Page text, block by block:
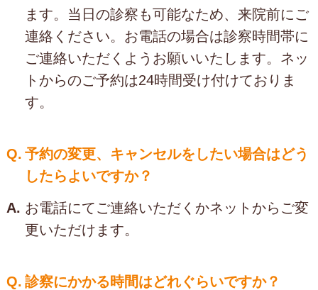
ます。当日の診察も可能なため、来院前にご
連絡ください。お電話の場合は診察時間帯に
ご連絡いただくようお願いいたします。ネッ
トからのご予約は24時間受け付けておりま
す。
Q. 予約の変更、キャンセルをしたい場合はどう
したらよいですか？
A. お電話にてご連絡いただくかネットからご変
更いただけます。
Q. 診察にかかる時間はどれぐらいですか？